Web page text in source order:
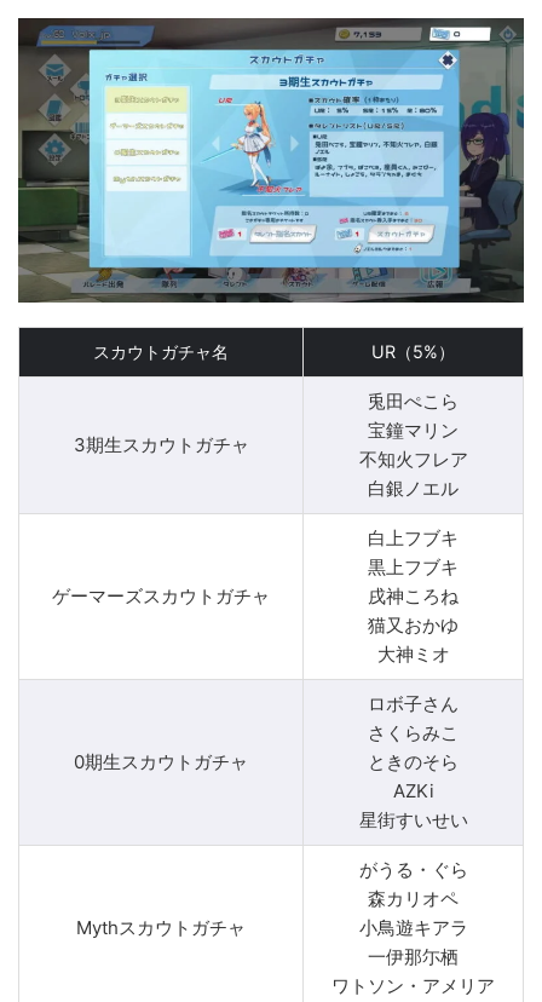
スカウトガチャ名 UR（5%）
3期生スカウトガチャ
兎田ぺこら
宝鐘マリン
不知火フレア
白銀ノエル
ゲーマーズスカウトガチャ
白上フブキ
黒上フブキ
戌神ころね
猫又おかゆ
大神ミオ
0期生スカウトガチャ
ロボ子さん
さくらみこ
ときのそら
AZKi
星街すいせい
Mythスカウトガチャ
がうる・ぐら
森カリオペ
小鳥遊キアラ
一伊那尓栖
ワトソン・アメリア